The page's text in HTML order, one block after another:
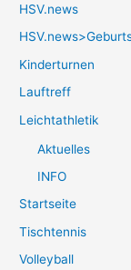
HSV.news
Kinderturnen
Lauftreff
Leichtathletik
Aktuelles
INFO
Startseite
Tischtennis
Volleyball